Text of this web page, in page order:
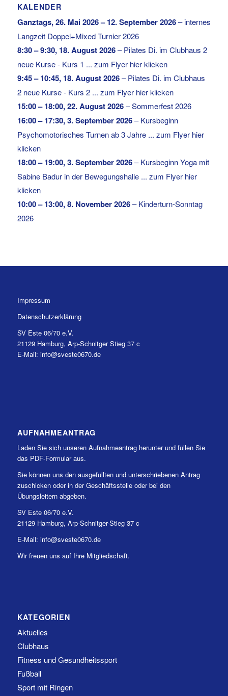
KALENDER
Ganztags,26. Mai 2026– 12. September 2026–internes
Langzeit Doppel+Mixed Turnier 2026
8:30– 9:30, 18. August 2026–Pilates Di. im Clubhaus 2
neue Kurse - Kurs 1 ... zum Flyer hier klicken
9:45– 10:45, 18. August 2026–Pilates Di. im Clubhaus
2 neue Kurse - Kurs 2 ... zum Flyer hier klicken
15:00– 18:00,22. August 2026–Sommerfest 2026
16:00– 17:30,3. September 2026–Kursbeginn
Psychomotorisches Turnen ab 3 Jahre ... zum Flyer hier
klicken
18:00– 19:00,3. September 2026–Kursbeginn Yoga mit
Sabine Badur in der Bewegungshalle ... zum Flyer hier
klicken
10:00– 13:00,8. November 2026–Kinderturn-Sonntag
2026
Impressum
Datenschutzerklärung
SV Este 06/70 e.V.
21129 Hamburg, Arp-Schnitger Stieg 37 c
E-Mail: info@sveste0670.de
AUFNAHMEANTRAG
Laden Sie sich unseren Aufnahmeantrag herunter und füllen Sie
das PDF-Formular aus.
Sie können uns den ausgefüllten und unterschriebenen Antrag
zuschicken oder in der Geschäftsstelle oder bei den
Übungsleitern abgeben.
SV Este 06/70 e.V.
21129 Hamburg, Arp-Schnitger-Stieg 37 c
E-Mail: info@sveste0670.de
Wir freuen uns auf Ihre Mitgliedschaft.
KATEGORIEN
Aktuelles
Clubhaus
Fitness und Gesundheitssport
Fußball
Sport mit Ringen